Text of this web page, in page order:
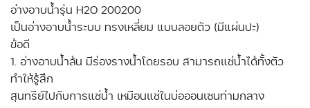
อ่างอาบน้ำรุ่น H2O 200200
เป็นอ่างอาบน้ำระบบ ทรงเหลี่ยม แบบลอยตัว (มีแผ่นปะ)
ข้อดี
1. อ่างอาบน้ำล้น มีร่องรางน้ำโดยรอบ สามารถแช่น้ำได้ทั้งตัว
ทำให้รู้สึก
สุนทรีย์ไปกับการแช่น้ำ เหมือนแช่ในบ่อออนเซนท่ามกลาง